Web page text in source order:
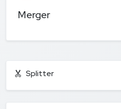
Merger
Splitter